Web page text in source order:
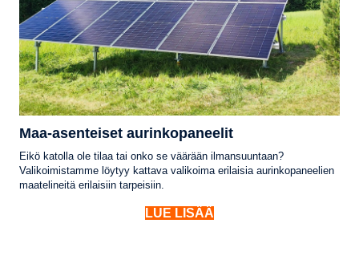
Maa-asenteiset aurinkopaneelit
Eikö katolla ole tilaa tai onko se väärään ilmansuuntaan?
Valikoimistamme löytyy kattava valikoima erilaisia aurinkopaneelien
maatelineitä erilaisiin tarpeisiin.
LUE LISÄÄ